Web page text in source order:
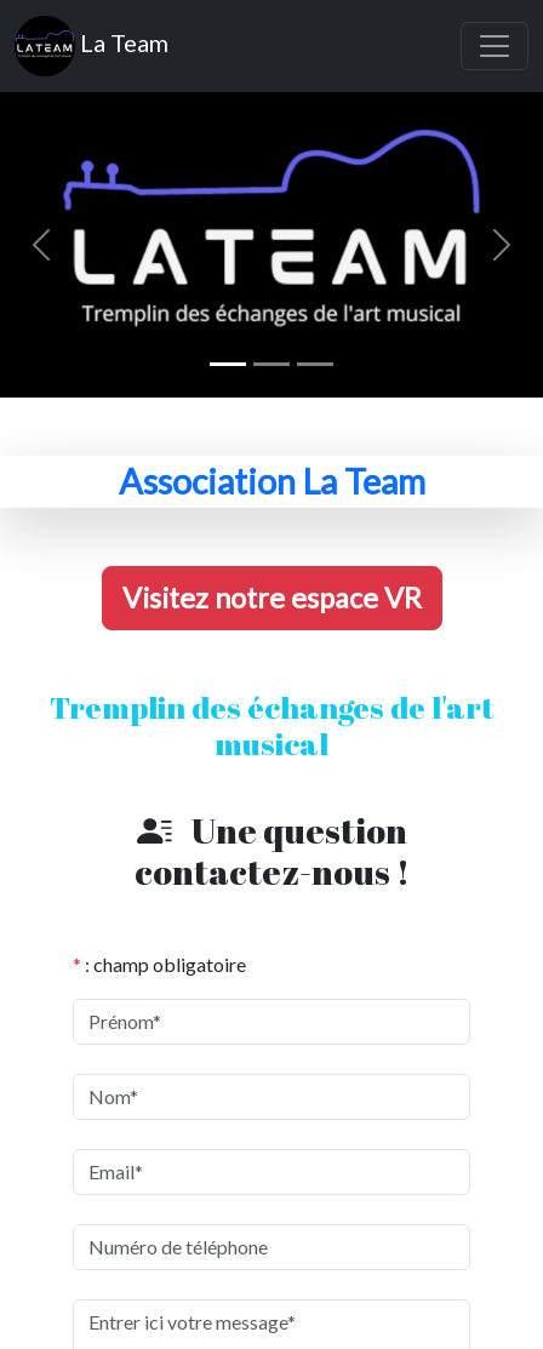
La Team
Previous Next
Association La Team
Visitez notre espace VR
Tremplin des échanges de l'art
musical
Une question
contactez-nous !
* : champ obligatoire